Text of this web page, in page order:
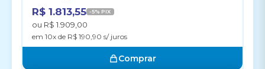
R$ 1.813,55 -5% PIX
ou R$ 1.909,00
em 10x de R$ 190,90 s/ juros
Comprar